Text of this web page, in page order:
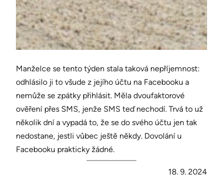
Manželce se tento týden stala taková nepříjemnost:
odhlásilo ji to všude z jejího účtu na Facebooku a
nemůže se zpátky přihlásit. Měla dvoufaktorové
ověření přes SMS, jenže SMS teď nechodí. Trvá to už
několik dní a vypadá to, že se do svého účtu jen tak
nedostane, jestli vůbec ještě někdy. Dovolání u
Facebooku prakticky žádné.
18. 9. 2024